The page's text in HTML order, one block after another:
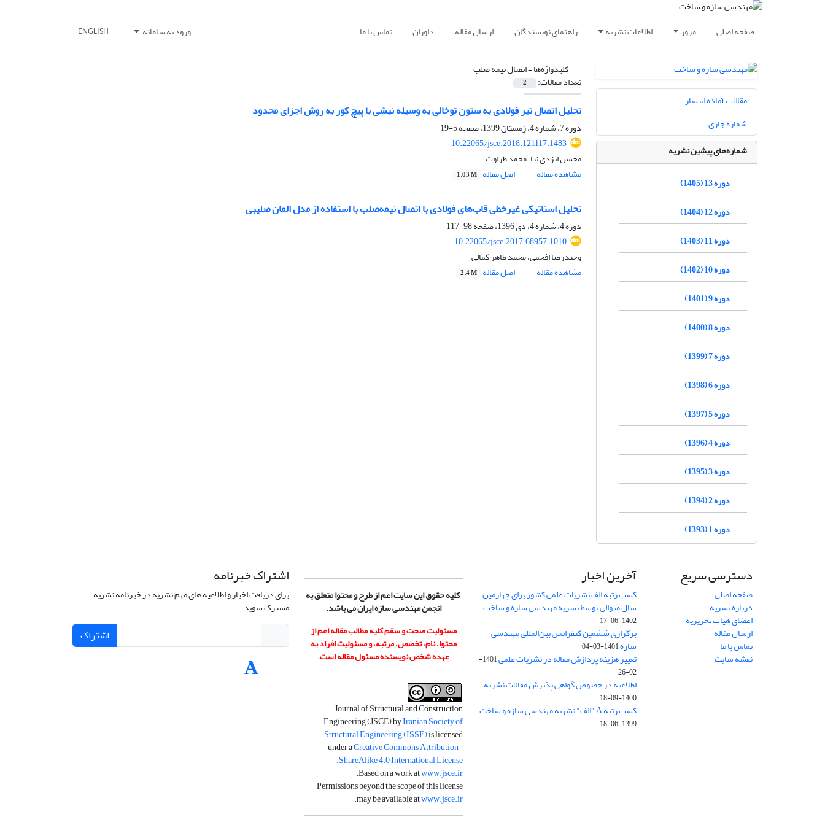
صفحه اصلی مرور اطلاعات نشریه راهنمای نویسندگان ارسال مقاله داوران تماس با ما ورود به سامانه ENGLISH
کلیدواژه‌ها =اتصال نیمه صلب
تعداد مقالات: 2
تحلیل اتصال تیر فولادی به ستون توخالی به وسیله نبشی با پیچ کور به روش اجزای محدود
دوره 7، شماره 4، زمستان 1399، صفحه
5-19
10.22065/jsce.2018.121117.1483
محسن ایزدی نیا، محمد طراوت
مشاهده مقاله
اصل مقاله 1.03 M
تحلیل استاتیکی غیرخطی قاب‌های فولادی با اتصال نیمه‌صلب با استفاده از مدل المان صلیبی
دوره 4، شماره 4، دی 1396، صفحه
98-117
10.22065/jsce.2017.68957.1010
وحیدرضا افخمی، محمد طاهر کمالی
مشاهده مقاله
اصل مقاله 2.4 M
مقالات آماده انتشار
شماره جاری
شماره‌های پیشین نشریه
دوره 13 (1405)
دوره 12 (1404)
دوره 11 (1403)
دوره 10 (1402)
دوره 9 (1401)
دوره 8 (1400)
دوره 7 (1399)
دوره 6 (1398)
دوره 5 (1397)
دوره 4 (1396)
دوره 3 (1395)
دوره 2 (1394)
دوره 1 (1393)
دسترسی سریع
صفحه اصلی
درباره نشریه
اعضای هیات تحریریه
ارسال مقاله
تماس با ما
نقشه سایت
آخرین اخبار
کسب رتبه الف نشریات علمی کشور برای چهارمین
سال متوالی توسط نشریه مهندسی سازه و ساخت
1402-06-17
برگزاری ششمین کنفرانس بین‌المللی مهندسی
سازه1401-03-04
تغییر هزینه پردازش مقاله در نشریات علمی
1401-
02-26
اطلاعیه در خصوص گواهی پذیرش مقالات نشریه
1400-09-18
کسب رتبه A "الف" نشریه مهندسی سازه و ساخت
1399-06-18
کلیه حقوق این سایت اعم از طرح و محتوا متعلق به
انجمن مهندسی سازه ایران می باشد.
مسئولیت صحت و سقم کلیه مطالب مقاله اعم از
محتوا، نام، تخصص، مرتبه، و مسئولیت افراد به
عهده شخص نویسنده مسئول مقاله است.
Journal of Structural and Construction
Engineering (JSCE) byIranian Society of
Structural Engineering (ISSE)is licensed
under aCreative Commons Attribution-
ShareAlike 4.0 International License
.
Based on a work atwww.jsce.ir
.
Permissions beyond the scope of this license
may be available atwww.jsce.ir
.
اشتراک خبرنامه
برای دریافت اخبار و اطلاعیه های مهم نشریه در خبرنامه نشریه
مشترک شوید.
اشتراک